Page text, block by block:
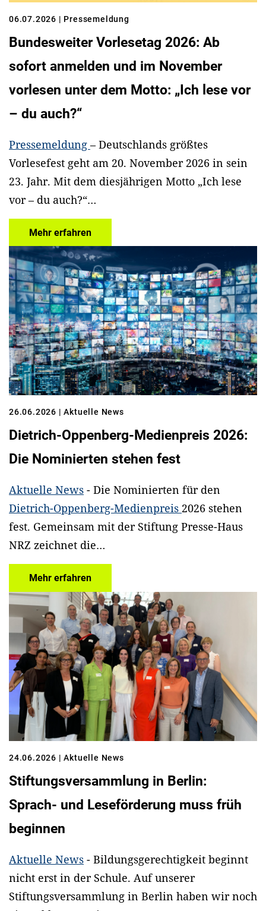
06.07.2026 | Pressemeldung
Bundesweiter Vorlesetag 2026: Ab
sofort anmelden und im November
vorlesen unter dem Motto: „Ich lese vor
– du auch?“
Pressemeldung– Deutschlands größtes
Vorlesefest geht am 20. November 2026 in sein
23. Jahr. Mit dem diesjährigen Motto „Ich lese
vor – du auch?“…
Mehr erfahren
26.06.2026 | Aktuelle News
Dietrich-Oppenberg-Medienpreis 2026:
Die Nominierten stehen fest
Aktuelle News - Die Nominierten für den
Dietrich-Oppenberg-Medienpreis 2026 stehen
fest. Gemeinsam mit der Stiftung Presse-Haus
NRZ zeichnet die…
Mehr erfahren
24.06.2026 | Aktuelle News
Stiftungsversammlung in Berlin:
Sprach- und Leseförderung muss früh
beginnen
Aktuelle News - Bildungsgerechtigkeit beginnt
nicht erst in der Schule. Auf unserer
Stiftungsversammlung in Berlin haben wir noch